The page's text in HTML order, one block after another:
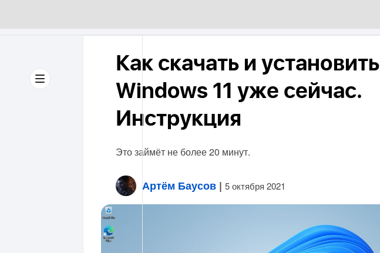
Как скачать и установить
Windows 11 уже сейчас.
Инструкция
Это займёт не более 20 минут.
Артём Баусов | 5 октября 2021